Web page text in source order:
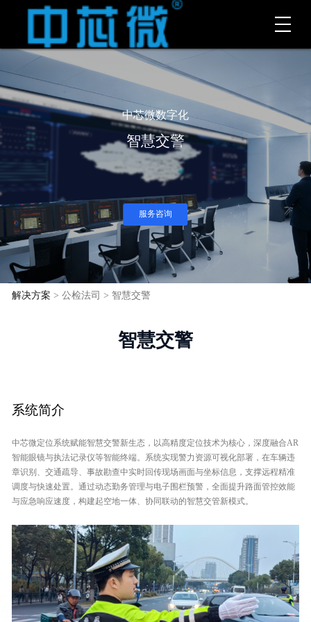
中芯微数字化
智慧交警
服务咨询
解决方案 > 公检法司 > 智慧交警
智慧交警
系统简介
中芯微定位系统赋能智慧交警新生态，以高精度定位技术为核心，深度融合AR
智能眼镜与执法记录仪等智能终端。系统实现警力资源可视化部署，在车辆违
章识别、交通疏导、事故勘查中实时回传现场画面与坐标信息，支撑远程精准
调度与快速处置。通过动态勤务管理与电子围栏预警，全面提升路面管控效能
与应急响应速度，构建起空地一体、协同联动的智慧交管新模式。